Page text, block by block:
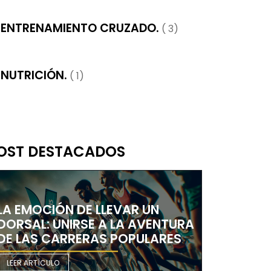
ENTRENAMIENTO CRUZADO. ( 3)
NUTRICIÓN. ( 1)
DESTACADOS
EMOCIÓN DE LLEVAR UN
UNIRSE A LA AVENTURA
LAS CARRERAS POPULARES
LEER ARTÍCULO